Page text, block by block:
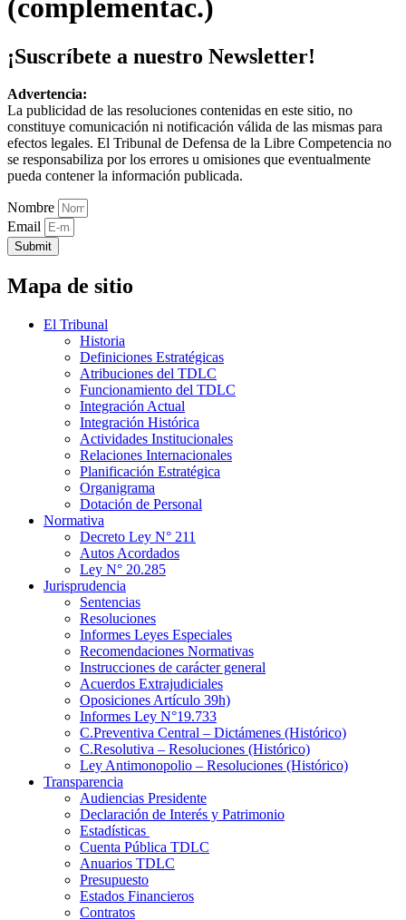
(complementac.)
¡Suscríbete a nuestro Newsletter!
Advertencia:
La publicidad de las resoluciones contenidas en este sitio, no
constituye comunicación ni notificación válida de las mismas para
efectos legales. El Tribunal de Defensa de la Libre Competencia no
se responsabiliza por los errores u omisiones que eventualmente
pueda contener la información publicada.
Nombre
Email
Submit
Mapa de sitio
El Tribunal
Historia
Definiciones Estratégicas
Atribuciones del TDLC
Funcionamiento del TDLC
Integración Actual
Integración Histórica
Actividades Institucionales
Relaciones Internacionales
Planificación Estratégica
Organigrama
Dotación de Personal
Normativa
Decreto Ley N° 211
Autos Acordados
Ley N° 20.285
Jurisprudencia
Sentencias
Resoluciones
Informes Leyes Especiales
Recomendaciones Normativas
Instrucciones de carácter general
Acuerdos Extrajudiciales
Oposiciones Artículo 39h)
Informes Ley N°19.733
C.Preventiva Central – Dictámenes (Histórico)
C.Resolutiva – Resoluciones (Histórico)
Ley Antimonopolio – Resoluciones (Histórico)
Transparencia
Audiencias Presidente
Declaración de Interés y Patrimonio
Estadísticas
Cuenta Pública TDLC
Anuarios TDLC
Presupuesto
Estados Financieros
Contratos